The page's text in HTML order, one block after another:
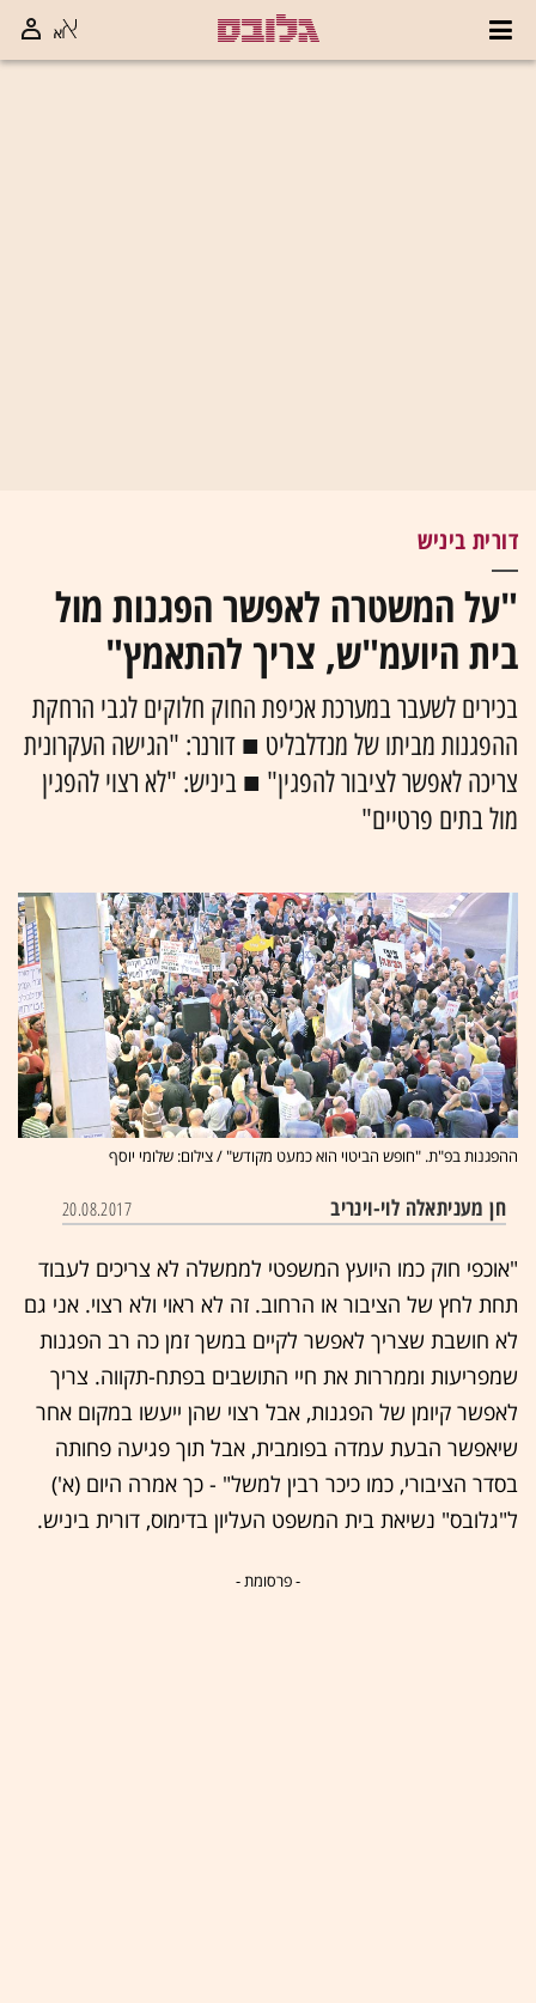
דורית ביניש
"על המשטרה לאפשר הפגנות מול
בית היועמ"ש, צריך להתאמץ"
בכירים לשעבר במערכת אכיפת החוק חלוקים לגבי הרחקת
ההפגנות מביתו של מנדלבליט ■ דורנר: "הגישה העקרונית
צריכה לאפשר לציבור להפגין" ■ ביניש: "לא רצוי להפגין
מול בתים פרטיים"
ההפגנות בפ"ת. "חופש הביטוי הוא כמעט מקודש" / צילום: שלומי יוסף
חן מעניתאלה לוי-וינריב 20.08.2017
"אוכפי חוק כמו היועץ המשפטי לממשלה לא צריכים לעבוד
תחת לחץ של הציבור או הרחוב. זה לא ראוי ולא רצוי. אני גם
לא חושבת שצריך לאפשר לקיים במשך זמן כה רב הפגנות
שמפריעות וממררות את חיי התושבים בפתח-תקווה. צריך
לאפשר קיומן של הפגנות, אבל רצוי שהן ייעשו במקום אחר
שיאפשר הבעת עמדה בפומבית, אבל תוך פגיעה פחותה
בסדר הציבורי, כמו כיכר רבין למשל" - כך אמרה היום (א')
ל"גלובס" נשיאת בית המשפט העליון בדימוס, דורית ביניש.
- פרסומת -